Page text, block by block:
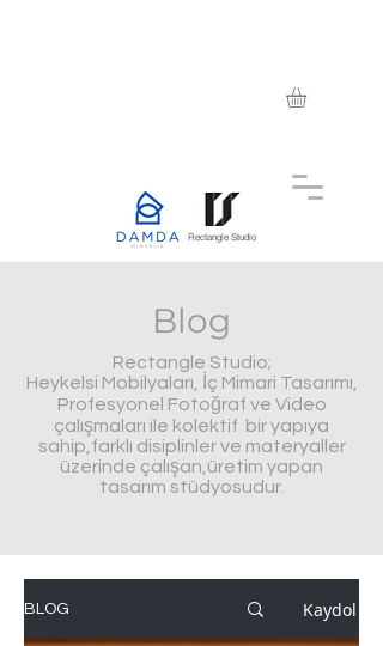
Rectangle Studio
Blog
Rectangle Studio;
Heykelsi Mobilyaları, İç Mimari Tasarımı,
Profesyonel Fotoğraf ve Video
çalışmaları ile kolektif bir yapıya
sahip,farklı disiplinler ve materyaller
üzerinde çalışan,üretim yapan
tasarım stüdyosudur.
BLOG Kaydol